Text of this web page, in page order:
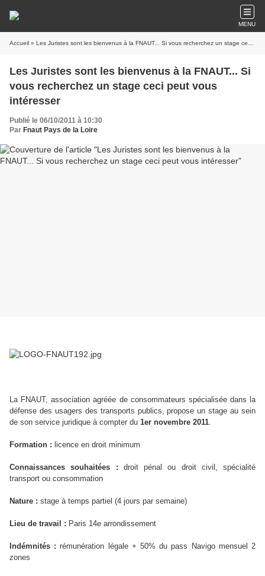
MENU
Accueil » Les Juristes sont les bienvenus à la FNAUT... Si vous recherchez un stage ceci peut vous intéresser
Les Juristes sont les bienvenus à la FNAUT... Si
vous recherchez un stage ceci peut vous
intéresser
Publié le 06/10/2011 à 10:30
Par Fnaut Pays de la Loire
La FNAUT, association agréée de consommateurs spécialisée dans la
défense des usagers des transports publics, propose un stage au sein
de son service juridique à compter du 1er novembre 2011.
Formation : licence en droit minimum
Connaissances souhaitées : droit pénal ou droit civil, spécialité
transport ou consommation
Nature : stage à temps partiel (4 jours par semaine)
Lieu de travail : Paris 14e arrondissement
Indémnités : rémunération légale + 50% du pass Navigo mensuel 2
zones